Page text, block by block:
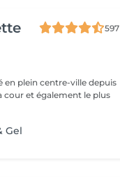
597
cour et également le plus
Gel